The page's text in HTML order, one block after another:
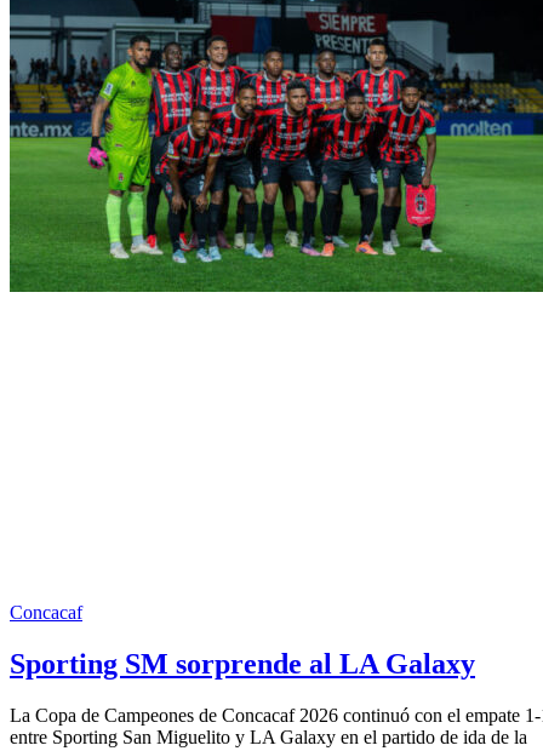
Concacaf
Sporting SM sorprende al LA Galaxy
La Copa de Campeones de Concacaf 2026 continuó con el empate
entre Sporting San Miguelito y LA Galaxy en el partido de ida de la